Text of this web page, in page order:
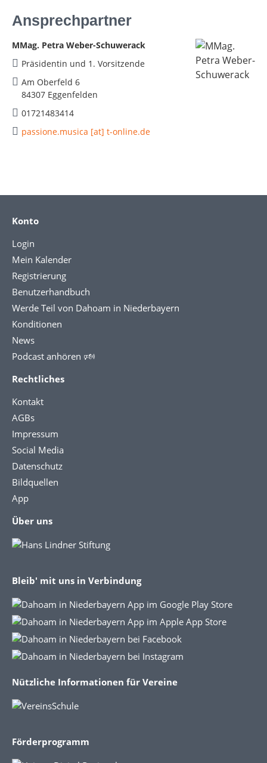
Ansprechpartner
MMag. Petra Weber-Schuwerack
Präsidentin und 1. Vorsitzende
Am Oberfeld 6
84307 Eggenfelden
01721483414
passione.musica [at] t-online.de
Konto
Login
Mein Kalender
Registrierung
Benutzerhandbuch
Werde Teil von Dahoam in Niederbayern
Konditionen
News
Podcast anhören 🕬
Rechtliches
Kontakt
AGBs
Impressum
Social Media
Datenschutz
Bildquellen
App
Über uns
Bleib' mit uns in Verbindung
Nützliche Informationen für Vereine
Förderprogramm